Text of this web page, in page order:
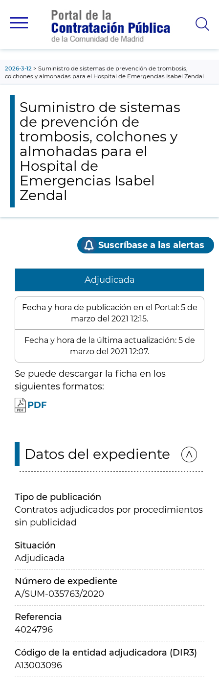
principal
2026-3-12
Suministro de sistemas de prevención de trombosis,
colchones y almohadas para el Hospital de Emergencias Isabel Zendal
Suministro de sistemas
de prevención de
trombosis, colchones y
almohadas para el
Hospital de
Emergencias Isabel
Zendal
Suscríbase a las alertas
Adjudicada
Fecha y hora de publicación en el Portal: 5 de
marzo del 2021 12:15.
Fecha y hora de la última actualización: 5 de
marzo del 2021 12:07.
Se puede descargar la ficha en los
siguientes formatos:
PDF
Datos del expediente
Tipo de publicación
Contratos adjudicados por procedimientos
sin publicidad
Situación
Adjudicada
Número de expediente
A/SUM-035763/2020
Referencia
4024796
Código de la entidad adjudicadora (DIR3)
A13003096